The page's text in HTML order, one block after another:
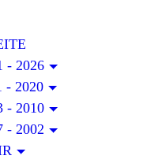
- 2026
- 2020
- 2010
- 2002